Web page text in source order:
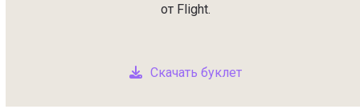
от Flight.
Скачать буклет